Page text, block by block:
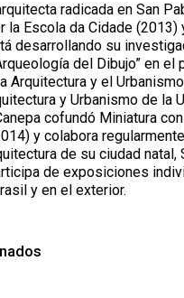
radicada en San
la Escola da Cidade (2013)
desarrollando su
del Dibujo” en el
Arquitectura y el
y Urbanismo de la
cofundó Miniatura
y colabora
de su ciudad natal,
de exposiciones
y en el exterior.